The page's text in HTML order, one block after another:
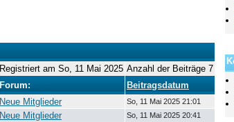
Registriert am So, 11 Mai 2025 Anzahl der Beiträge 7
Forum:
Beitragsdatum
Neue Mitglieder So, 11 Mai 2025 21:01
Neue Mitglieder So, 11 Mai 2025 20:41